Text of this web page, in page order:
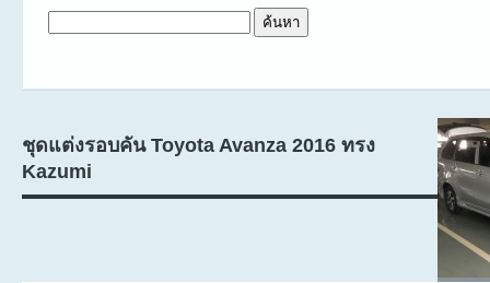
ชุดแต่งรอบคัน Toyota Avanza 2016 ทรง
Kazumi